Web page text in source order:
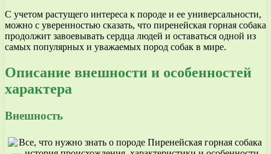
С учетом растущего интереса к породе и ее универсальности,
можно с уверенностью сказать, что пиренейская горная собака
продолжит завоевывать сердца людей и оставаться одной из
самых популярных и уважаемых пород собак в мире.
Описание внешности и особенностей
характера
Внешность